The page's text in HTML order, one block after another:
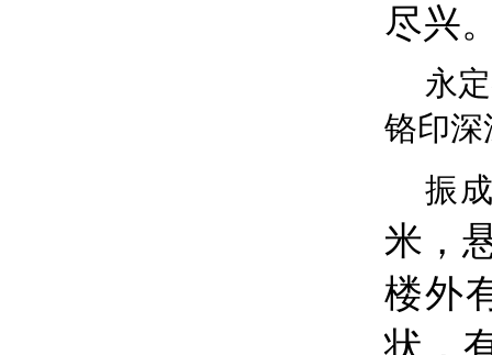
尽兴
永
铬印深
振
米，
楼外
状，